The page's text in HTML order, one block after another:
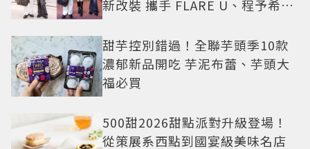
新改裝 攜手 FLARE U、程予希演
甜芋控別錯過！全聯芋頭季10款
濃郁新品開吃 芋泥布蕾、芋頭大
福必買
500甜2026甜點派對升級登場！
從策展系西點到國宴級美味名店